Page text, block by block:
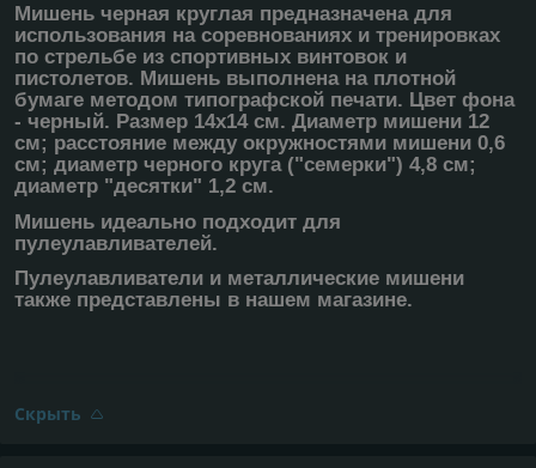
Мишень черная круглая предназначена для
использования на соревнованиях и тренировках
по стрельбе из спортивных винтовок и
пистолетов. Мишень выполнена на плотной
бумаге методом типографской печати. Цвет фона
- черный. Размер 14х14 см. Диаметр мишени 12
см; расстояние между окружностями мишени 0,6
см; диаметр черного круга ("семерки") 4,8 см;
диаметр "десятки" 1,2 см.
Мишень идеально подходит для
пулеулавливателей.
Пулеулавливатели и металлические мишени
также представлены в нашем магазине.
Скрыть